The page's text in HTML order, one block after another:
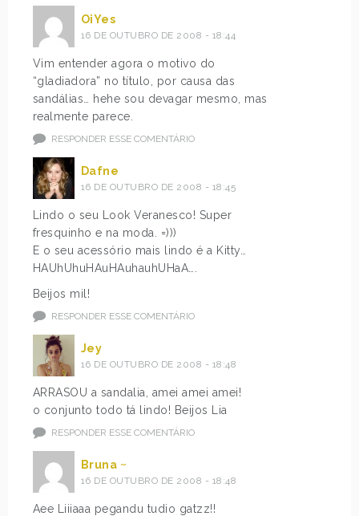
OiYes
16 DE OUTUBRO DE 2008 - 18:44
Vim entender agora o motivo do
“gladiadora” no título, por causa das
sandálias… hehe sou devagar mesmo, mas
realmente parece.
RESPONDER ESSE COMENTÁRIO
Dafne
16 DE OUTUBRO DE 2008 - 18:45
Lindo o seu Look Veranesco! Super
fresquinho e na moda. =)))
E o seu acessório mais lindo é a Kitty…
HAUhUhuHAuHAuhauhUHaA….
Beijos mil!
RESPONDER ESSE COMENTÁRIO
Jey
16 DE OUTUBRO DE 2008 - 18:48
ARRASOU a sandalia, amei amei amei!
o conjunto todo tá lindo! Beijos Lia
RESPONDER ESSE COMENTÁRIO
Bruna ~
16 DE OUTUBRO DE 2008 - 18:48
Aee Liiiaaa pegandu tudio gatzz!!